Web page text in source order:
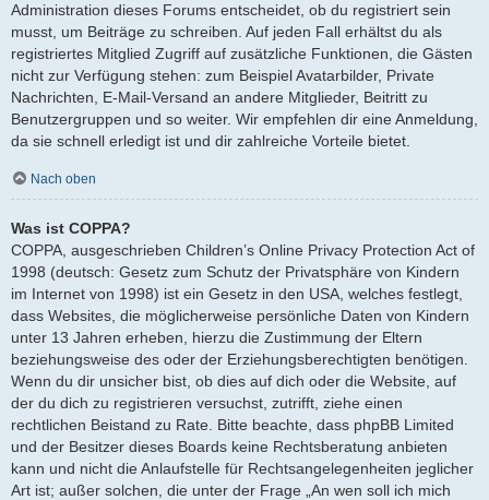
Administration dieses Forums entscheidet, ob du registriert sein
musst, um Beiträge zu schreiben. Auf jeden Fall erhältst du als
registriertes Mitglied Zugriff auf zusätzliche Funktionen, die Gästen
nicht zur Verfügung stehen: zum Beispiel Avatarbilder, Private
Nachrichten, E-Mail-Versand an andere Mitglieder, Beitritt zu
Benutzergruppen und so weiter. Wir empfehlen dir eine Anmeldung,
da sie schnell erledigt ist und dir zahlreiche Vorteile bietet.
Nach oben
Was ist COPPA?
COPPA, ausgeschrieben Children’s Online Privacy Protection Act of
1998 (deutsch: Gesetz zum Schutz der Privatsphäre von Kindern
im Internet von 1998) ist ein Gesetz in den USA, welches festlegt,
dass Websites, die möglicherweise persönliche Daten von Kindern
unter 13 Jahren erheben, hierzu die Zustimmung der Eltern
beziehungsweise des oder der Erziehungsberechtigten benötigen.
Wenn du dir unsicher bist, ob dies auf dich oder die Website, auf
der du dich zu registrieren versuchst, zutrifft, ziehe einen
rechtlichen Beistand zu Rate. Bitte beachte, dass phpBB Limited
und der Besitzer dieses Boards keine Rechtsberatung anbieten
kann und nicht die Anlaufstelle für Rechtsangelegenheiten jeglicher
Art ist; außer solchen, die unter der Frage „An wen soll ich mich